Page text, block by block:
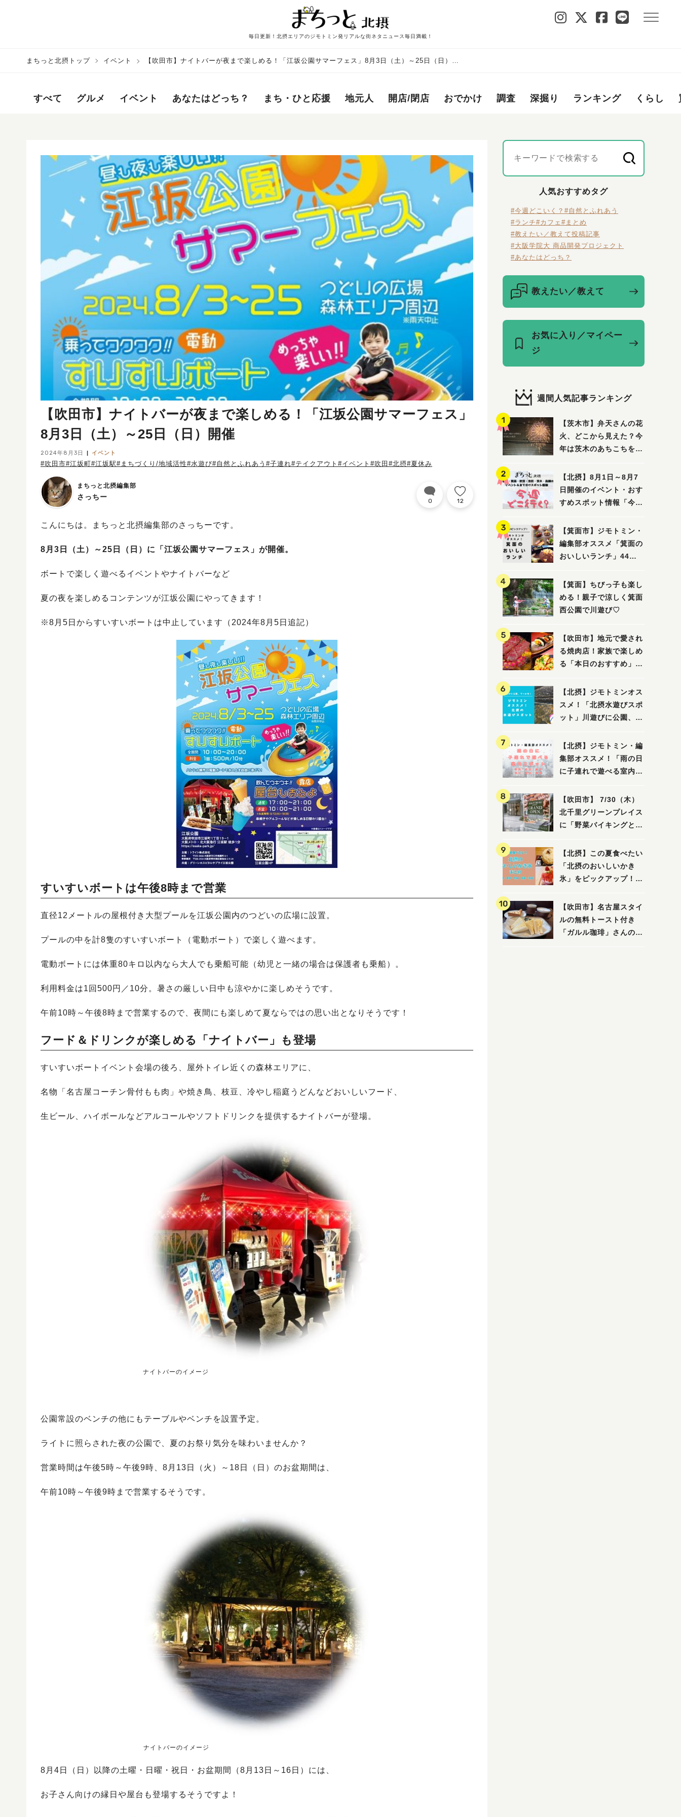
毎日更新！北摂エリアのジモトミン発リアルな街ネタニュース毎日満載！
まちっと北摂トップ イベント
【吹田市】ナイトバーが夜まで楽しめる！「江坂公園サマーフェス」8月3日（土）～25日（日）開
すべて グルメ イベント あなたはどっち？ まち・ひと応援 地元人 開店/閉店 おでかけ 調査 深掘り ランキング くらし
【吹田市】ナイトバーが夜まで楽しめる！「江坂公園サマーフェス」
8月3日（土）～25日（日）開催
2024年8月3日 イベント
#吹田市#江坂町#江坂駅#まちづくり/地域活性#水遊び#自然とふれあう #子連れ#テイクアウト #イベント #吹田 #北摂#夏休み
まちっと北摂編集部
さっちー 0 12
こんにちは。まちっと北摂編集部のさっちーです。
8月3日（土）～25日（日）に「江坂公園サマーフェス」が開催。
ボートで楽しく遊べるイベントやナイトバーなど
夏の夜を楽しめるコンテンツが江坂公園にやってきます！
※8月5日からすいすいボートは中止しています（2024年8月5日追記）
すいすいボートは午後8時まで営業
直径12メートルの屋根付き大型プールを江坂公園内のつどいの広場に設置。
プールの中を計8隻のすいすいボート（電動ボート）で楽しく遊べます。
電動ボートには体重80キロ以内なら大人でも乗船可能（幼児と一緒の場合は保護者も乗船）。
利用料金は1回500円／10分。暑さの厳しい日中も涼やかに楽しめそうです。
午前10時～午後8時まで営業するので、夜間にも楽しめて夏ならではの思い出となりそうです！
フード＆ドリンクが楽しめる「ナイトバー」も登場
すいすいボートイベント会場の後ろ、屋外トイレ近くの森林エリアに、
名物「名古屋コーチン骨付もも肉」や焼き鳥、枝豆、冷やし稲庭うどんなどおいしいフード、
生ビール、ハイボールなどアルコールやソフトドリンクを提供するナイトバーが登場。
ナイトバーのイメージ
公園常設のベンチの他にもテーブルやベンチを設置予定。
ライトに照らされた夜の公園で、夏のお祭り気分を味わいませんか？
営業時間は午後5時～午後9時、8月13日（火）～18日（日）のお盆期間は、
午前10時～午後9時まで営業するそうです。
ナイトバーのイメージ
8月4日（日）以降の土曜・日曜・祝日・お盆期間（8月13日～16日）には、
お子さん向けの縁日や屋台も登場するそうですよ！
人気おすすめタグ
#今週どこいく？ #自然とふれあう
#ランチ#カフェ #まとめ
#教えたい／教えて投稿記事
#大阪学院大 商品開発プロジェクト
#あなたはどっち？
教えたい／教えて
お気に入り／マイペー
ジ
週間人気記事ランキング
【茨木市】弁天さんの花
火、どこから見えた？今
年は茨木のあちこちを巡
【北摂】8月1日～8月7
日開催のイベント・おす
すめスポット情報「今週
面・吹田・池田・茨木・
高槻）
【箕面市】ジモトミン・
編集部オススメ「箕面の
おいしいランチ」44
から穴場まで！〜
【箕面】ちびっ子も楽し
める！親子で涼しく箕面
西公園で川遊び♡
【吹田市】地元で愛され
る焼肉店！家族で楽しめ
る「本日のおすすめ」で
【北摂】ジモトミンオス
スメ！「北摂水遊びスポ
ット」川遊びに公園、プ
吹田・茨木・高槻）
【北摂】ジモトミン・編
集部オススメ！「雨の日
に子連れで遊べる室内ス
箕面・吹田・豊中・茨
木・池田）
【吹田市】 7/30（木）
北千里グリーンプレイス
に「野菜バイキングと飲
里店」がオープン予定！
【北摂】この夏食べたい
「北摂のおいしいかき
氷」をピックアップ！
面・池田）
【吹田市】名古屋スタイ
ルの無料トースト付き
「ガルル珈琲」さんのお